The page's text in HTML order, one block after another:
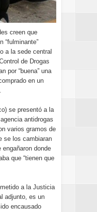
creen que
“fulminante”
a la sede central
de Drogas
por “buena” una
en un
se presentó a la
antidrogas
varios gramos de
se los cambiaran
engañaron donde
que “tienen que
a la Justicia
adjunto, es un
encausado